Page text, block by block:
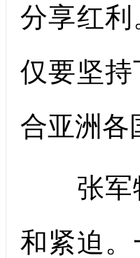
分享红
仅要坚
合亚洲各
张军特
和紧迫